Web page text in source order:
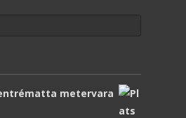
metervara